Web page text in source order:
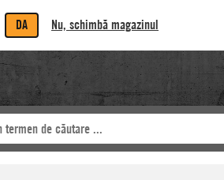
DA Nu, schimbă magazinul